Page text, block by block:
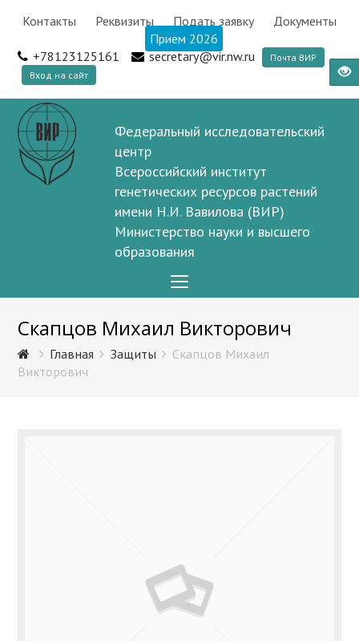
Контакты Реквизиты Подать заявку
Документы
Прием 2026
+78123125161
secretary@vir.nw.ru
Почта ВИР
Вход на сайт
Федеральный исследовательский
центр
Всероссийский институт
генетических ресурсов растений
имени Н.И. Вавилова (ВИР)
Министерство науки и высшего
образования
Menu
Скапцов Михаил Викторович
Главная Защиты
Скапцов Михаил
Викторович